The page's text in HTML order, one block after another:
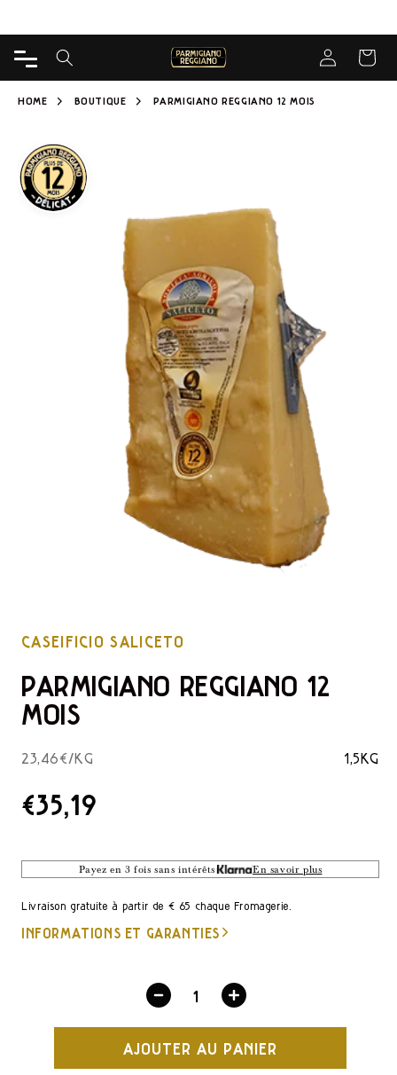
AU CONTENU
Connectez-
PANIER
HOME BOUTIQUE PARMIGIANO REGGIANO 12 MOIS
INFORMATIONS
SUR LE
PRODUIT
CASEIFICIO SALICETO
PARMIGIANO REGGIANO 12
MOIS
23,46€/KG 1,5KG
PRIX
LISTE
€35,19
Payez en 3 fois sans intérêts En savoir plus
Livraison gratuite à partir de € 65 chaque Fromagerie.
INFORMATIONS ET GARANTIES
Diminuez
la
quantité
Augmentez
la
quantité
AJOUTER AU PANIER